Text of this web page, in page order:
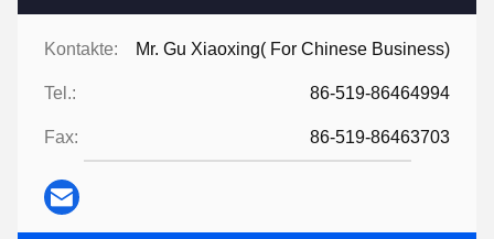
Kontakte: Mr. Gu Xiaoxing( For Chinese Business)
Tel.: 86-519-86464994
Fax: 86-519-86463703